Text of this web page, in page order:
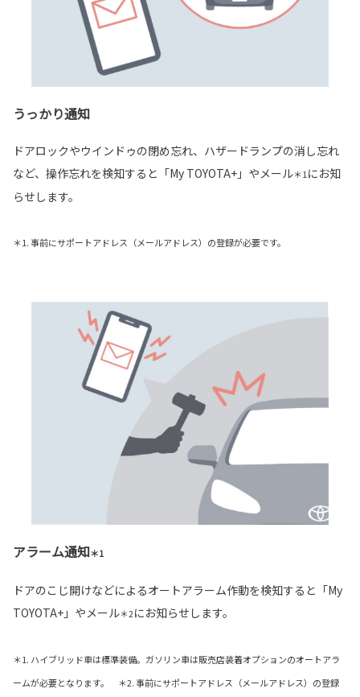
うっかり通知
ドアロックやウインドゥの閉め忘れ、ハザードランプの消し忘れ
など、操作忘れを検知すると「My TOYOTA+」やメール＊1にお知
らせします。
＊1. 事前にサポートアドレス（メールアドレス）の登録が必要です。
アラーム通知＊1
ドアのこじ開けなどによるオートアラーム作動を検知すると「My
TOYOTA+」やメール＊2にお知らせします。
＊1. ハイブリッド車は標準装備。ガソリン車は販売店装着オプションのオートアラ
ームが必要となります。 ＊2. 事前にサポートアドレス（メールアドレス）の登録